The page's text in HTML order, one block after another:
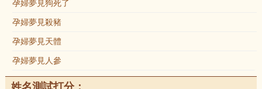
孕婦夢見狗死了
孕婦夢見殺豬
孕婦夢見天體
孕婦夢見人參
姓名測試打分：